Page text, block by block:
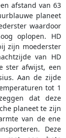
afstand van 63
planeet
waardoor
oplopen. HD
zijn moederster
van HD
ster afwijst, een
Aan de zijde
tot 1
dat deze
planeet te zijn
van de ene
Deze